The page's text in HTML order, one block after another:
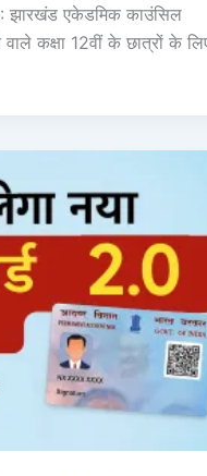
एकेडमिक काउंसिल
कक्षा 12वीं के छात्रों के